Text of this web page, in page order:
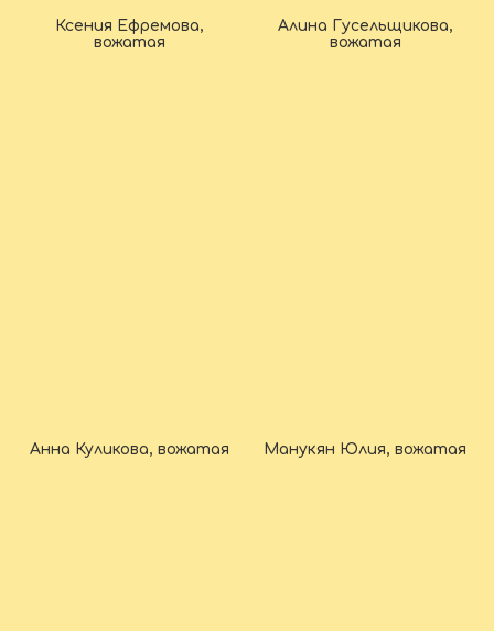
Ксения Ефремова,
вожатая
Алина Гусельщикова,
вожатая
Анна Куликова, вожатая Манукян Юлия, вожатая